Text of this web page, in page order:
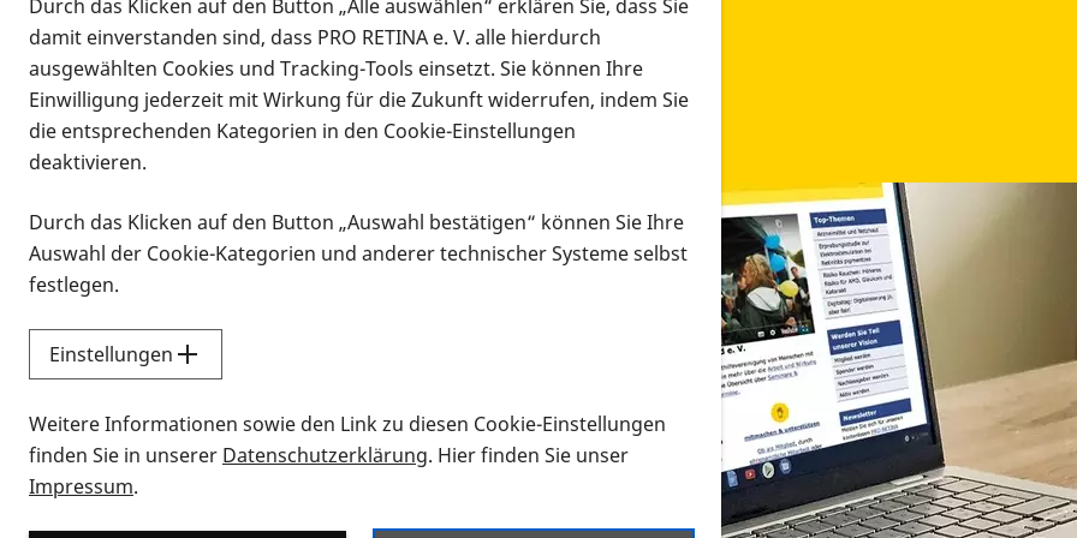
Infomaterial
Infomaterial
Vorlesen
Alle Infomaterialien in verschiedenen Formaten an
Sie möchten wissen, wie Sie nach Infonmaterial suchen und dieses bestellen bzw. herunterladen
Durch das Klicken auf den Button „Alle auswählen“ erklären Sie, dass Sie
damit einverstanden sind, dass PRO RETINA e. V. alle hierdurch
ausgewählten Cookies und Tracking-Tools einsetzt. Sie können Ihre
Einwilligung jederzeit mit Wirkung für die Zukunft widerrufen, indem Sie
die entsprechenden Kategorien in den Cookie-Einstellungen
deaktivieren.
Durch das Klicken auf den Button „Auswahl bestätigen“ können Sie Ihre
Auswahl der Cookie-Kategorien und anderer technischer Systeme selbst
festlegen.
Einstellungen
Weitere Informationen sowie den Link zu diesen Cookie-Einstellungen
finden Sie in unserer Datenschutzerklärung. Hier finden Sie unser
Impressum.